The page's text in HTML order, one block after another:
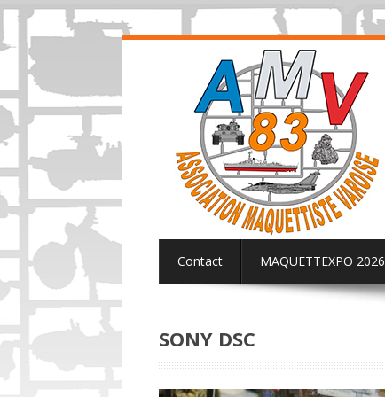
Contact MAQUETTEXPO 2026
SONY DSC